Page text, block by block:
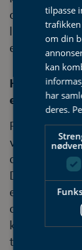
oppussing av
legges opp
eller
Hvorfor må
elektriker?
For at
være i
den
Dette sikrer
elektriske
overvåke
komfyrvakt
tryggheten
tilpasse
om din
kan
har
deres.